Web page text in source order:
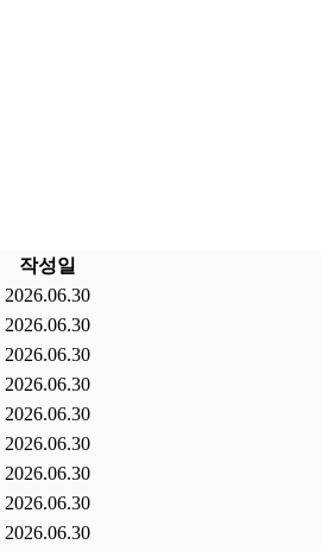
작성일
2026.06.30
2026.06.30
2026.06.30
2026.06.30
2026.06.30
2026.06.30
2026.06.30
2026.06.30
2026.06.30